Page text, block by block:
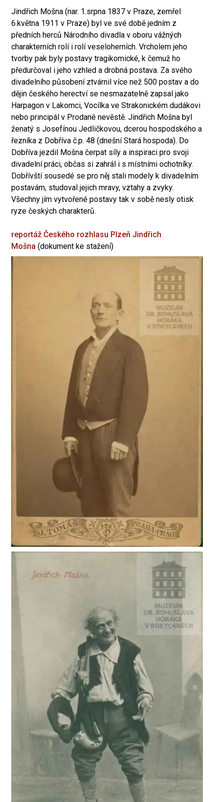
Jindřich Mošna (nar. 1.srpna 1837 v Praze, zemřel
6.května 1911 v Praze) byl ve své době jedním z
předních herců Národního divadla v oboru vážných
charakterních rolí i rolí veseloherních. Vrcholem jeho
tvorby pak byly postavy tragikomické, k čemuž ho
předurčoval i jeho vzhled a drobná postava. Za svého
divadelního působení ztvárnil více než 500 postav a do
dějin českého herectví se nesmazatelně zapsal jako
Harpagon v Lakomci, Vocílka ve Strakonickém dudákovi
nebo principál v Prodané nevěstě. Jindřich Mošna byl
ženatý s Josefínou Jedličkovou, dcerou hospodského a
řezníka z Dobříva č.p. 48 (dnešní Stará hospoda). Do
Dobříva jezdil Mošna čerpat síly a inspiraci pro svoji
divadelní práci, občas si zahrál i s místními ochotníky.
Dobřívští sousedé se pro něj stali modely k divadelním
postavám, studoval jejich mravy, vztahy a zvyky.
Všechny jím vytvořené postavy tak v sobě nesly otisk
ryze českých charakterů.
reportáž Českého rozhlasu Plzeň Jindřich
Mošna (dokument ke stažení)